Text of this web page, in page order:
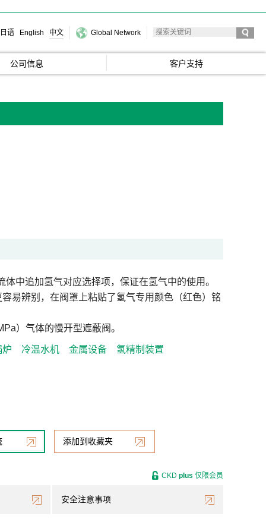
日语 English 中文 Global Network
公司信息 客户支持
体中追加氢气对应选择项，保证在氢气中的使用。
易辨别，在阀罩上粘贴了氢气专用颜色（红色）铭
）气体的慢开型遮蔽阀。
炉 冷温水机 金属设备 氢精制装置
添加到收藏夹
安全注意事项
CKD plus 仅限会员